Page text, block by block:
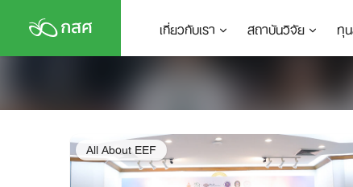
content
เกี่ยวกับเรา สถาบันวิจัย ทุ
All About EEF